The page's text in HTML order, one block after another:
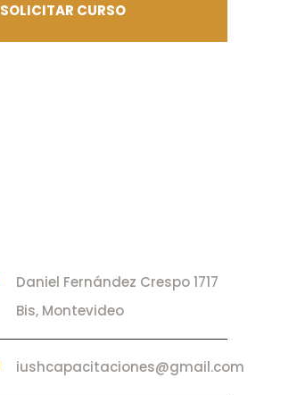
SOLICITAR CURSO
Daniel Fernández Crespo 1717
Bis, Montevideo
iushcapacitaciones@gmail.com